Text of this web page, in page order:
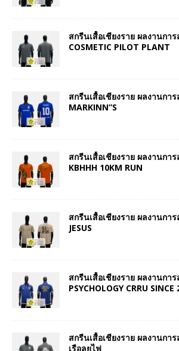
สกรีนเสื้อเชียงราย ผลงานกา
COSMETIC PILOT PLANT
สกรีนเสื้อเชียงราย ผลงานกา
MARKINN”S
สกรีนเสื้อเชียงราย ผลงานกา
KBHHH 10KM RUN
สกรีนเสื้อเชียงราย ผลงานกา
JESUS
สกรีนเสื้อเชียงราย ผลงานกา
PSYCHOLOGY CRRU SINCE
สกรีนเสื้อเชียงราย ผลงานกา
เรือลุยไฟ